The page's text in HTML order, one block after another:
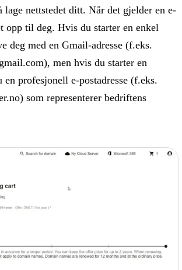
lage nettstedet ditt. Når det gjelder en e-
opp til deg. Hvis du starter en enkel
deg med en Gmail-adresse (f.eks.
men hvis du starter en
profesjonell e-postadresse (f.eks.
som representerer bedriftens